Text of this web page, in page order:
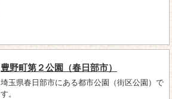
豊野町第２公園（春日部市）
埼玉県春日部市にある都市公園（街区公園）で
す。